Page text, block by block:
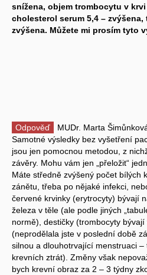
snížena, objem trombocytu v krvi
cholesterol serum 5,4 –
zvýšena. Můžete mi prosím tyto
Odpověď
MUDr. Marta
Samotné výsledky bez vyšetření
jsou jen pomocnou metodou, z
závěry. Mohu vám jen „přeložit“
Máte středně zvýšený počet bílých
zánětu, třeba po nějaké infekci,
červené krvinky (erytrocyty) bývají
železa v těle (ale podle jiných
normě), destičky (trombocyty
(neprodělala jste v poslední době
silnou a dlouhotrvající menstruaci –
krevních ztrát). Změny však
bych krevní obraz za 2 – 3 týdny